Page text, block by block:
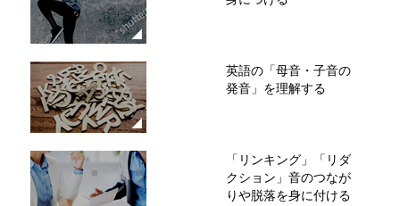
英語の「母音・子音の
発音」を理解する
「リンキング」「リダ
クション」音のつなが
りや脱落を身に付ける